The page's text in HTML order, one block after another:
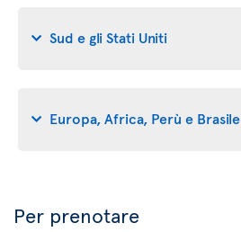
Sud e gli Stati Uniti
Europa, Africa, Perù e Brasile
Per prenotare